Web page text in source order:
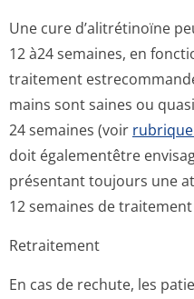
Une cure d’alitrétinoïne
12 à24 semaines, en
traitement
mains sont saines ou
24 semaines (voir rubrique
doit égalementêtre
présentant toujours une
12 semaines de
Retraitement
En cas de rechute, les